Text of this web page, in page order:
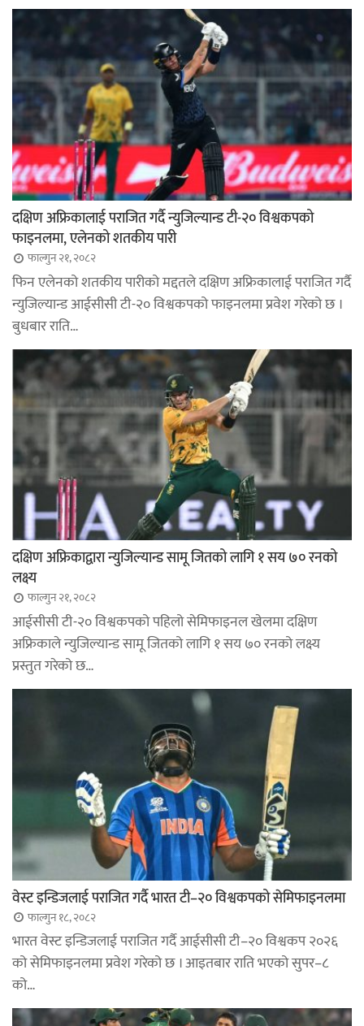
दक्षिण अफ्रिकालाई पराजित गर्दै न्युजिल्यान्ड टी-२० विश्वकपको
फाइनलमा, एलेनको शतकीय पारी
फाल्गुन २१, २०८२
फिन एलेनको शतकीय पारीको मद्दतले दक्षिण अफ्रिकालाई पराजित गर्दै
न्युजिल्यान्ड आईसीसी टी-२० विश्वकपको फाइनलमा प्रवेश गरेको छ ।
बुधबार राति…
दक्षिण अफ्रिकाद्वारा न्युजिल्यान्ड सामू जितको लागि १ सय ७० रनको
लक्ष्य
फाल्गुन २१, २०८२
आईसीसी टी-२० विश्वकपको पहिलो सेमिफाइनल खेलमा दक्षिण
अफ्रिकाले न्युजिल्यान्ड सामू जितको लागि १ सय ७० रनको लक्ष्य
प्रस्तुत गरेको छ…
वेस्ट इन्डिजलाई पराजित गर्दै भारत टी–२० विश्वकपको सेमिफाइनलमा
फाल्गुन १८, २०८२
भारत वेस्ट इन्डिजलाई पराजित गर्दै आईसीसी टी–२० विश्वकप २०२६
को सेमिफाइनलमा प्रवेश गरेको छ । आइतबार राति भएको सुपर–८
को…